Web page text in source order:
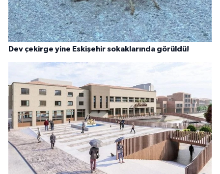
Dev çekirge yine Eskişehir sokaklarında görüldü!